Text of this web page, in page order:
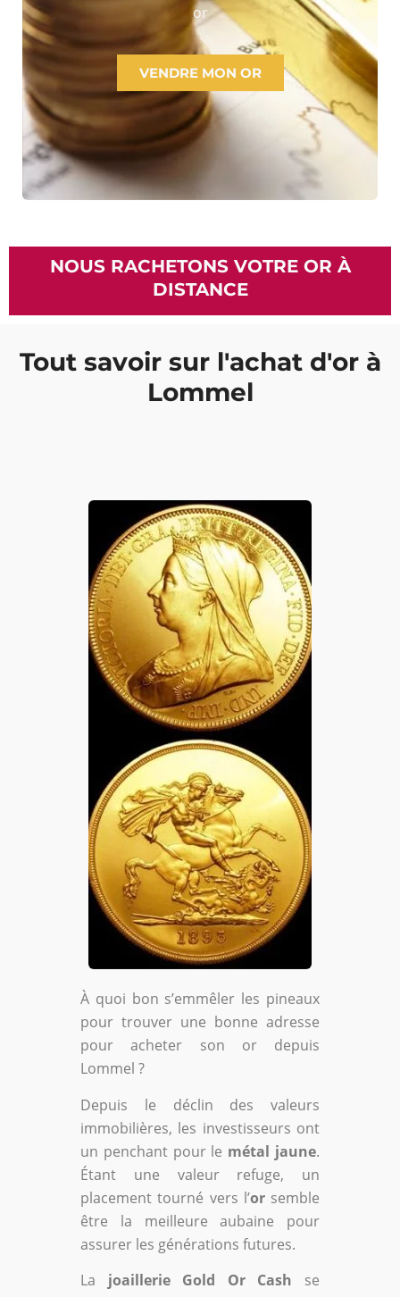
or
VENDRE MON OR
NOUS RACHETONS VOTRE OR À
DISTANCE
Tout savoir sur l'achat d'or à
Lommel
À quoi bon s’emmêler les pineaux
pour trouver une bonne adresse
pour acheter son or depuis
Lommel ?
Depuis le déclin des valeurs
immobilières, les investisseurs ont
un penchant pour le métal jaune.
Étant une valeur refuge, un
placement tourné vers l’orsemble
être la meilleure aubaine pour
assurer les générations futures.
La joaillerie Gold Or Cash se